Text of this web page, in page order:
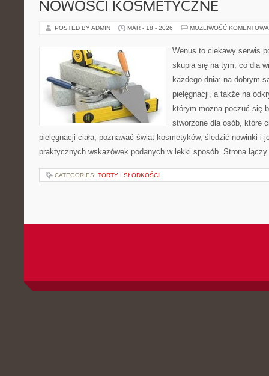
NOWOŚCI KOSMETYCZNE
POSTED BY ADMIN MAR - 18 - 2026 MOŻLIWOŚĆ
Wenus to ciekawy serwis
skupia się na tym, co dla
każdego dnia: na dobrym
pielęgnacji, a także na
którym można poczuć się
stworzone dla osób, które
pielęgnacji ciała, poznawać świat kosmetyków, śledzić nowinki i
praktycznych wskazówek podanych w lekki sposób. Strona
CATEGORIES: TORTY I SŁODKOŚCI